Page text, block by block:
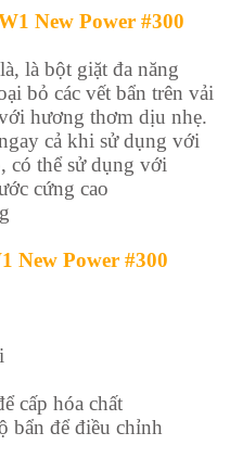
New Power #300
là bột giặt đa năng
bỏ các vết bẩn trên vải
hương thơm dịu nhẹ.
cả khi sử dụng với
có thể sử dụng với
cứng cao
New Power #300
cấp hóa chất
bẩn để điều chỉnh